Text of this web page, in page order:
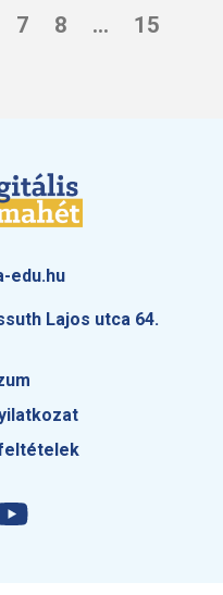
7 8 ...
15
edu.hu
Lajos utca 64.